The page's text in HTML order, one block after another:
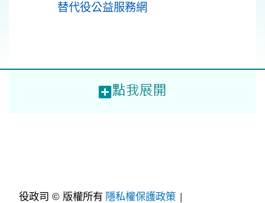
替代役公益服務網
役政司 © 版權所有 隱私權保護政策 |